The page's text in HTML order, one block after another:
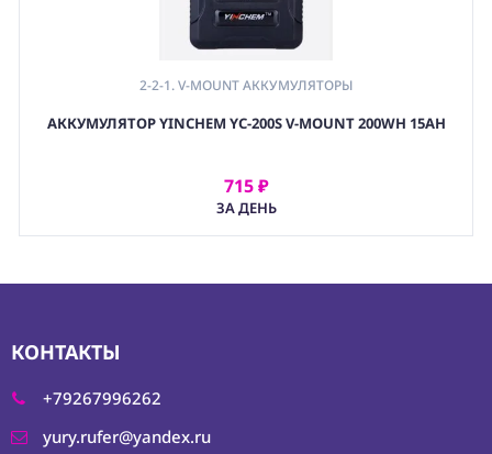
2-2-1. V-MOUNT АККУМУЛЯТОРЫ
АККУМУЛЯТОР YINCHEM YC-200S V-MOUNT 200WH 15AH
715 ₽
ЗА ДЕНЬ
АРЕНДОВАТЬ
КОНТАКТЫ
+79267996262
yury.rufer@yandex.ru